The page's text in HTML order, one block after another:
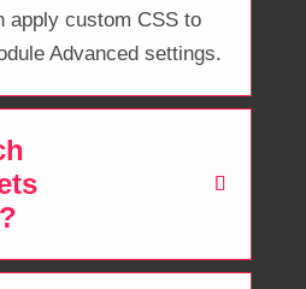
apply custom CSS to
Advanced settings.